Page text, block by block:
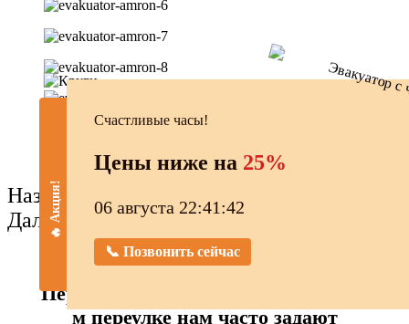
🔥 Акция!
Счастливые часы!
Цены ниже на 25%
06 августа 22:41:43
📞 Позвонить сейчас
Назад
Далее
Перед эвакуацией в Обыденском 1-
м переулке нам часто задают